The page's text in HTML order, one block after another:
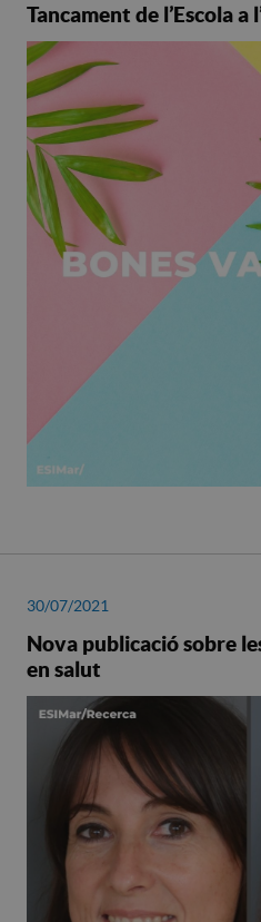
Tancament de l’Escola a
30/07/2021
Nova publicació sobre
en salut